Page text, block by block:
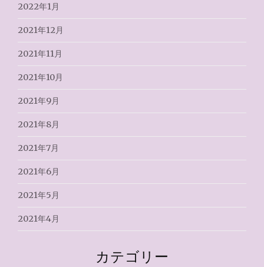
2022年1月
2021年12月
2021年11月
2021年10月
2021年9月
2021年8月
2021年7月
2021年6月
2021年5月
2021年4月
カテゴリー